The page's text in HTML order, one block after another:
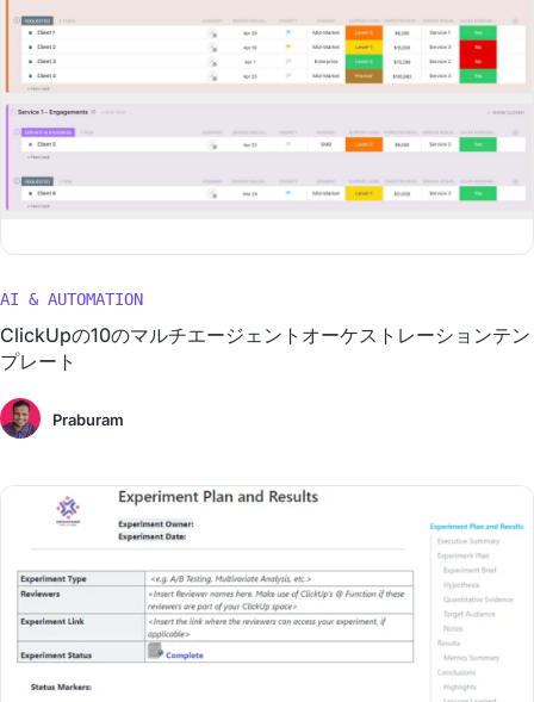
AI & AUTOMATION
ClickUpの10のマルチエージェントオーケストレーションテン
プレート
Praburam